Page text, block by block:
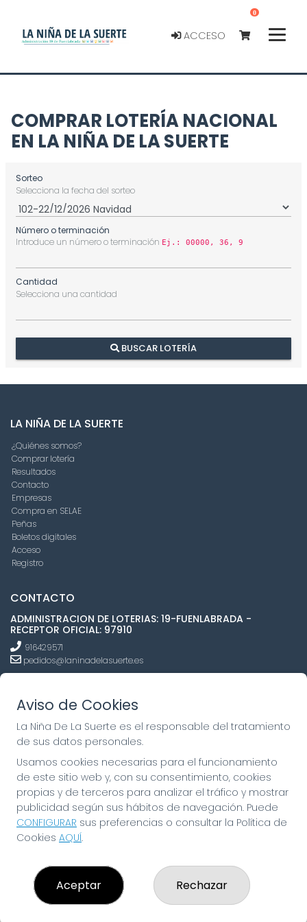
ACCESO
0
COMPRAR LOTERÍA NACIONAL
EN LA NIÑA DE LA SUERTE
Sorteo
Selecciona la fecha del sorteo
Número o terminación
Introduce un número o terminación Ej.: 00000, 36, 9
Cantidad
Selecciona una cantidad
BUSCAR LOTERÍA
LA NIÑA DE LA SUERTE
¿Quiénes somos?
Comprar lotería
Resultados
Contacto
Empresas
Compra en SELAE
Peñas
Boletos digitales
Acceso
Registro
CONTACTO
ADMINISTRACION DE LOTERIAS: 19-FUENLABRADA -
RECEPTOR OFICIAL: 97910
916429571
pedidos@laninadelasuerte.es
(Madrid) España
LEGAL
Aviso Legal
Política de Privacidad
Política de Cookies
Condiciones de Compra
Tienda de Lotería Nacional
Pago aceptado con tarjeta
Juego responsable. Solo mayores de edad.
Aviso de Cookies
La Niña De La Suerte es el responsable del tratamiento
de sus datos personales.
Usamos cookies necesarias para el funcionamiento
de este sitio web y, con su consentimiento, cookies
propias y de terceros para analizar el tráfico y mostrar
publicidad según sus hábitos de navegación. Puede
CONFIGURAR sus preferencias o consultar la Política de
Cookies AQUÍ.
Aceptar Rechazar